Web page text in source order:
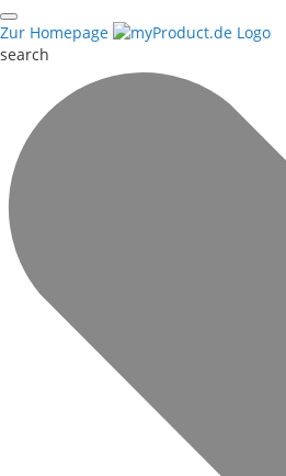
Zur Homepage
search